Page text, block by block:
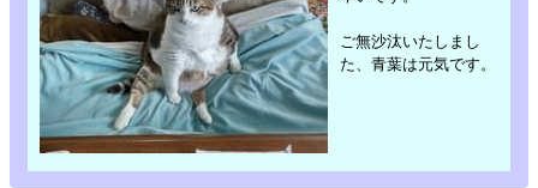
ご無沙汰いたしまし
た、青葉は元気です。